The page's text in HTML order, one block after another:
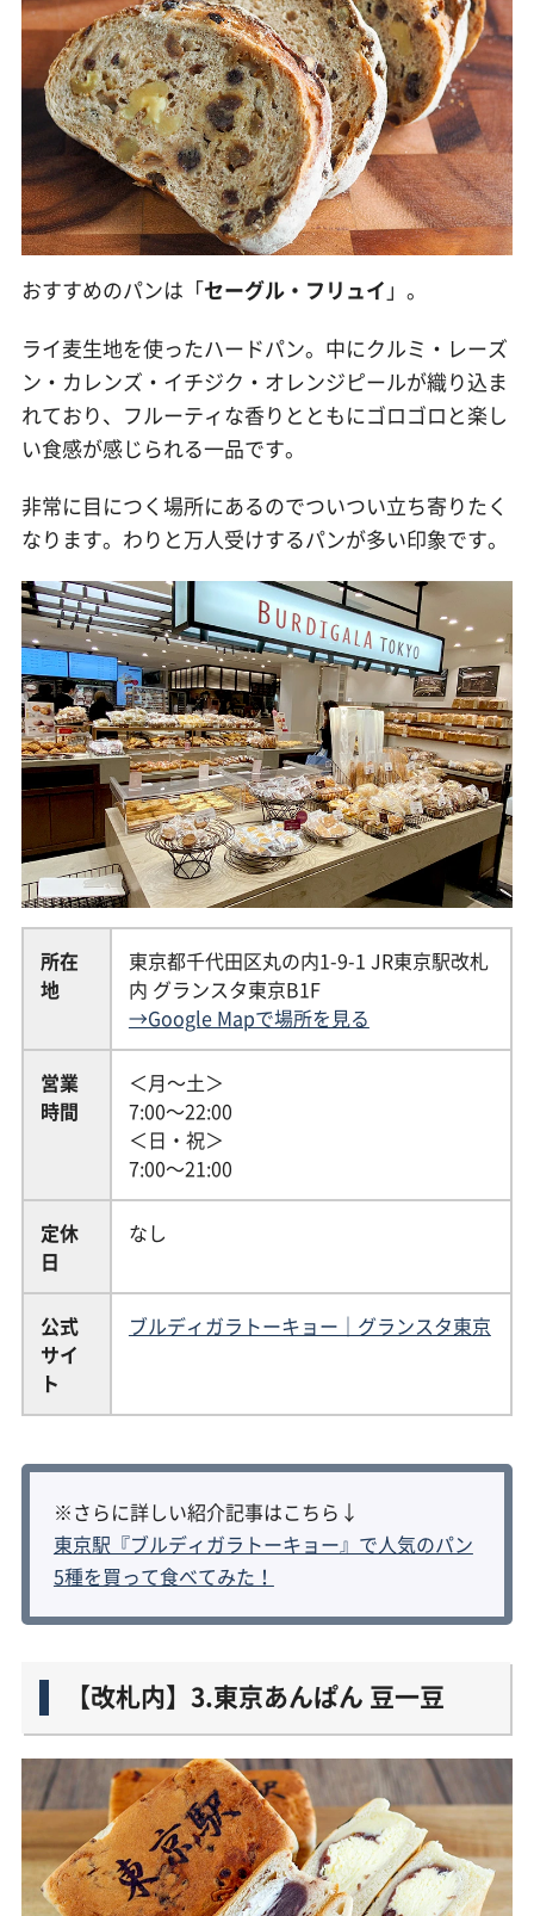
おすすめのパンは「セーグル・フリュイ 」。
ライ麦生地を使ったハードパン。中にクルミ・レーズ
ン・カレンズ・イチジク・オレンジピールが織り込ま
れており、フルーティな香りとともにゴロゴロと楽し
い食感が感じられる一品です。
非常に目につく場所にあるのでついつい立ち寄りたく
なります。わりと万人受けするパンが多い印象です。
所在
地
東京都千代田区丸の内1-9-1 JR東京駅改札
内 グランスタ東京B1F
→Google Mapで場所を見る
営業
時間
＜月〜土＞
7:00〜22:00
＜日・祝＞
7:00〜21:00
定休
日
なし
公式
サイ
ト
ブルディガラトーキョー｜グランスタ東京
※さらに詳しい紹介記事はこちら↓
東京駅『ブルディガラトーキョー』で人気のパン
5種を買って食べてみた！
【改札内】3.東京あんぱん 豆一豆